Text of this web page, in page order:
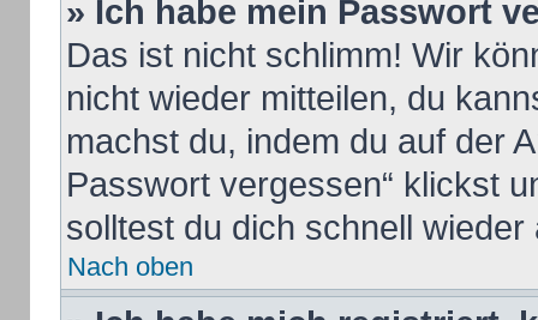
» Ich habe mein Passwort
Das ist nicht schlimm! Wir
nicht wieder mitteilen, du
machst du, indem du auf der
Passwort vergessen“ klickst
solltest du dich schnell
Nach oben